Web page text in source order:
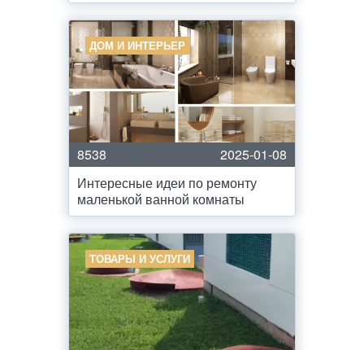
ДОМ И ИНТЕРЬЕР
8538
2025-01-08
Интересные идеи по ремонту
маленькой ванной комнаты
ТОВАРЫ И УСЛУГИ